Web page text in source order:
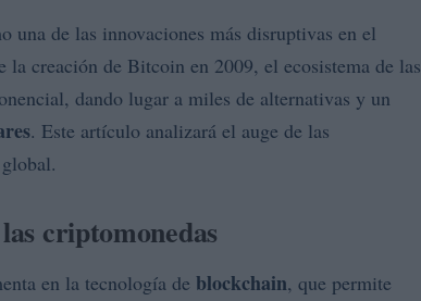
una de las innovaciones más disruptivas en el
creación de Bitcoin en 2009, el ecosistema de las
dando lugar a miles de alternativas y un
. Este artículo analizará el auge de las
criptomonedas
en la tecnología de blockchain, que permite